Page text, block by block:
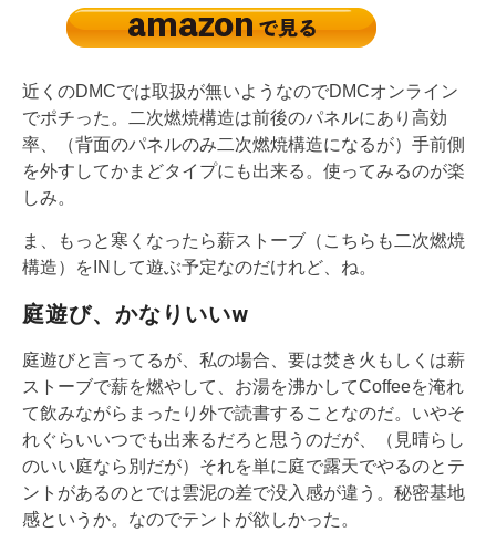
近くのDMCでは取扱が無いようなのでDMCオンライン
でポチった。二次燃焼構造は前後のパネルにあり高効
率、（背面のパネルのみ二次燃焼構造になるが）手前側
を外すしてかまどタイプにも出来る。使ってみるのが楽
しみ。
ま、もっと寒くなったら薪ストーブ（こちらも二次燃焼
構造）をINして遊ぶ予定なのだけれど、ね。
庭遊び、かなりいいw
庭遊びと言ってるが、私の場合、要は焚き火もしくは薪
ストーブで薪を燃やして、お湯を沸かしてCoffeeを淹れ
て飲みながらまったり外で読書することなのだ。いやそ
れぐらいいつでも出来るだろと思うのだが、（見晴らし
のいい庭なら別だが）それを単に庭で露天でやるのとテ
ントがあるのとでは雲泥の差で没入感が違う。秘密基地
感というか。なのでテントが欲しかった。